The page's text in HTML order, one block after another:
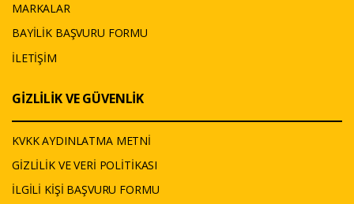
MARKALAR
BAYİLİK BAŞVURU FORMU
İLETİŞİM
GİZLİLİK VE GÜVENLİK
KVKK AYDINLATMA METNİ
GİZLİLİK VE VERİ POLİTİKASI
İLGİLİ KİŞİ BAŞVURU FORMU